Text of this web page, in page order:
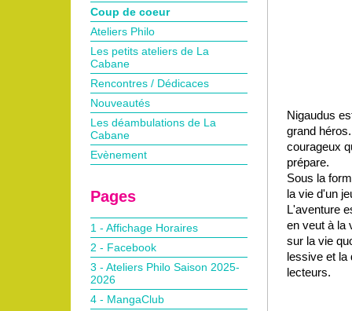
Nigaudus
grand
courageux
prépare.
Sous la
la vie d'un
L'aventure
en veut à la
sur la vie
lessive et la
lecteurs.
Coup de coeur
Ateliers Philo
Les petits ateliers de La
Cabane
Rencontres / Dédicaces
Nouveautés
Les déambulations de La
Cabane
Evènement
Pages
1 - Affichage Horaires
2 - Facebook
3 - Ateliers Philo Saison 2025-
2026
4 - MangaClub